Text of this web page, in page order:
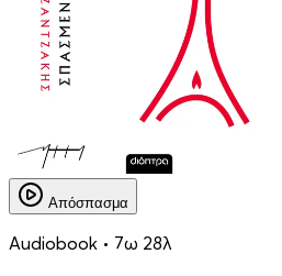
Απόσπασμα
Audiobook • 7ω 28λ